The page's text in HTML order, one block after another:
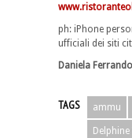
ph: iPhone
ufficiali dei siti
Daniela Ferrando
TAGS ammu
Delphine